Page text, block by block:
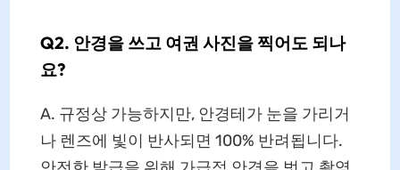
Q2. 안경을 쓰고 여권 사진을 찍어도 되나
요?
A. 규정상 가능하지만, 안경테가 눈을 가리거
나 렌즈에 빛이 반사되면 100% 반려됩니다.